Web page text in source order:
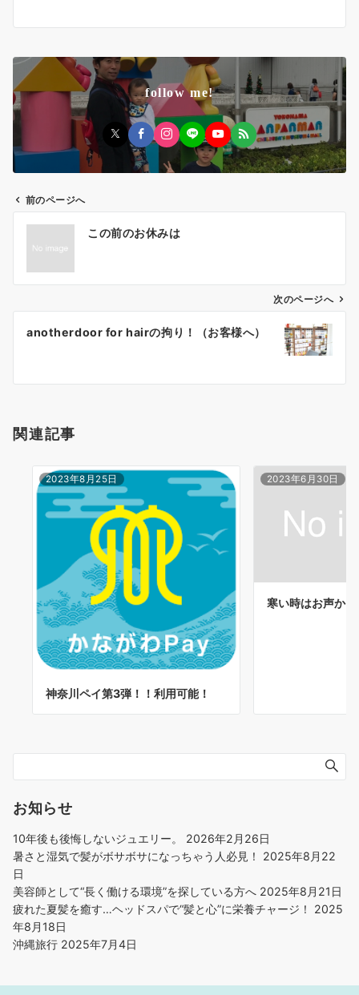
c
e
b
o
k
st
o
d
o
n
ai
l
follow me!
ン
前のページへ
この前のお休みは
次のページへ
anotherdoor for hairの拘り！（お客様へ）
関連記事
2023年8月25日
神奈川ペイ第3弾！！利用可能！
2023年6月30日
寒い時はお声か
お知らせ
10年後も後悔しないジュエリー。
2026年2月26日
暑さと湿気で髪がボサボサになっちゃう人必見！
2025年8月22
日
美容師として“長く働ける環境”を探している方へ 2025年8月21日
疲れた夏髪を癒す…ヘッドスパで“髪と心”に栄養チャージ！
2025
年8月18日
沖縄旅行 2025年7月4日